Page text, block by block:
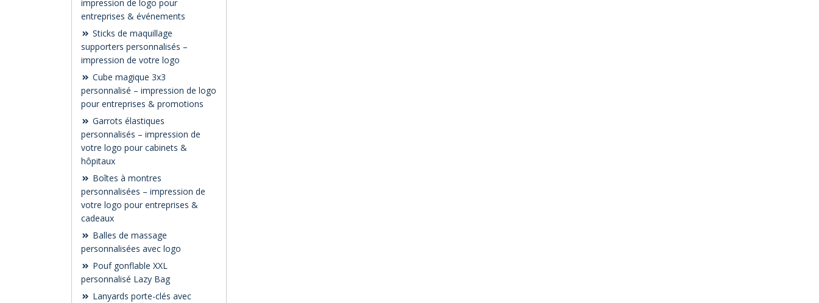
impression de logo pour
entreprises & événements
Sticks de maquillage
supporters personnalisés –
impression de votre logo
Cube magique 3x3
personnalisé – impression de logo
pour entreprises & promotions
Garrots élastiques
personnalisés – impression de
votre logo pour cabinets &
hôpitaux
Boîtes à montres
personnalisées – impression de
votre logo pour entreprises &
cadeaux
Balles de massage
personnalisées avec logo
Pouf gonflable XXL
personnalisé Lazy Bag
Lanyards porte-clés avec